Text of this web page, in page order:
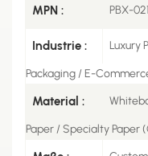
MPN : PBX-021
Industrie : Luxury
Packaging / E-
Material :
Paper / Specialty Paper